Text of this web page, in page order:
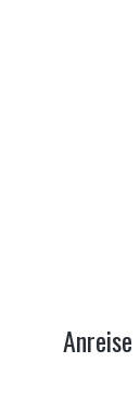
Anreise